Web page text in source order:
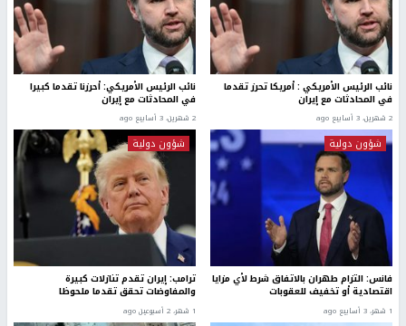
نائب الرئيس الأمريكي : أمريكا تحرز تقدما
في المحادثات مع إيران
2 شهرين، 3 أسابيع ago
نائب الرئيس الأمريكي: أحرزنا تقدما كبيرا
في المحادثات مع إيران
2 شهرين، 3 أسابيع ago
شؤون دولية
فانس: التزام طهران بالاتفاق شرط لأي مزايا
اقتصادية أو تخفيف للعقوبات
1 شهر، 3 أسابيع ago
شؤون دولية
ترامب: إيران تقدم تنازلات كبيرة
والمفاوضات تحقق تقدما ملحوظا
1 شهر، 2 أسبوعين ago